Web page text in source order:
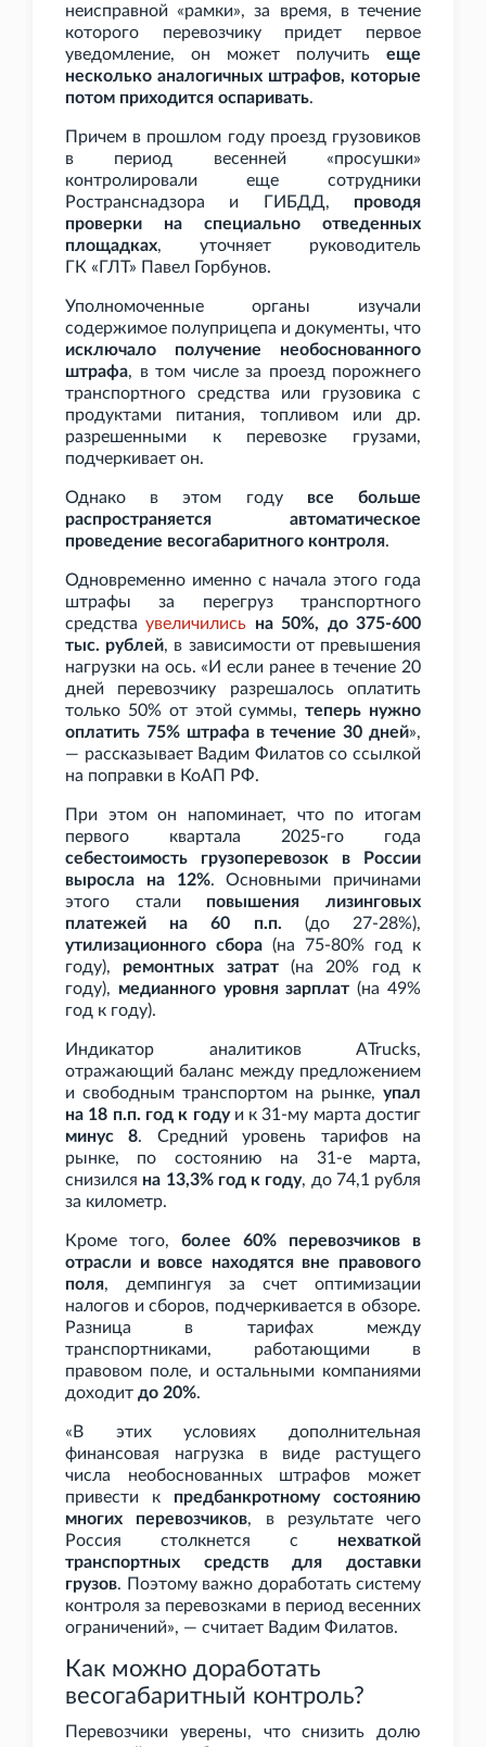
неисправной «рамки», за время, в течение
которого перевозчику придет первое
уведомление, он может получить еще
несколько аналогичных штрафов, которые
потом приходится оспаривать.
Причем в прошлом году проезд грузовиков
в период весенней «просушки»
контролировали еще сотрудники
Ространснадзора и ГИБДД, проводя
проверки на специально отведенных
площадках, уточняет руководитель
ГК «ГЛТ» Павел Горбунов.
Уполномоченные органы изучали
содержимое полуприцепа и документы, что
исключало получение необоснованного
штрафа, в том числе за проезд порожнего
транспортного средства или грузовика с
продуктами питания, топливом или др.
разрешенными к перевозке грузами,
подчеркивает он.
Однако в этом году все больше
распространяется автоматическое
проведение весогабаритного контроля.
Одновременно именно с начала этого года
штрафы за перегруз транспортного
средстваувеличились на 50%, до 375-600
тыс. рублей, в зависимости от превышения
нагрузки на ось. «И если ранее в течение 20
дней перевозчику разрешалось оплатить
только 50% от этой суммы,теперь нужно
оплатить 75% штрафа в течение 30 дней»,
— рассказывает Вадим Филатов со ссылкой
на поправки в КоАП
РФ.
При этом он напоминает, что по итогам
первого квартала 2025-го года
себестоимость грузоперевозок в России
выросла на 12%. Основными причинами
этого стали повышения лизинговых
платежей на 60
п.п. (до 27-28%),
утилизационного сбора (на 75-80% год к
году), ремонтных затрат(на 20% год к
году), медианного уровня зарплат (на 49%
год к году).
Индикатор аналитиков ATrucks,
отражающий баланс между предложением
и свободным транспортом на рынке, упал
на 18 п.п. год к годуи к 31-му марта достиг
минус 8. Средний уровень тарифов на
рынке, по состоянию на 31-е марта,
снизился на 13,3% год к году, до 74,1 рубля
за километр.
Кроме того, более 60% перевозчиков в
отрасли и вовсе находятся вне правового
поля, демпингуя за счет оптимизации
налогов и сборов, подчеркивается в обзоре.
Разница в тарифах между
транспортниками, работающими в
правовом поле, и остальными компаниями
доходит до 20%.
«В этих условиях дополнительная
финансовая нагрузка в виде растущего
числа необоснованных штрафов может
привести к предбанкротному состоянию
многих перевозчиков, в результате чего
Россия столкнется с нехваткой
транспортных средств для доставки
грузов. Поэтому важно доработать систему
контроля за перевозками в период весенних
ограничений», — считает Вадим Филатов.
Как можно доработать
весогабаритный контроль?
Перевозчики уверены, что снизить долю